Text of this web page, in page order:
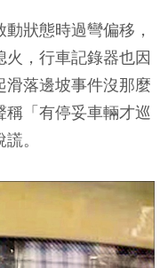
狀態時過彎偏移，
，行車記錄器也因
滑落邊坡事件沒那麼
「有停妥車輛才巡
。